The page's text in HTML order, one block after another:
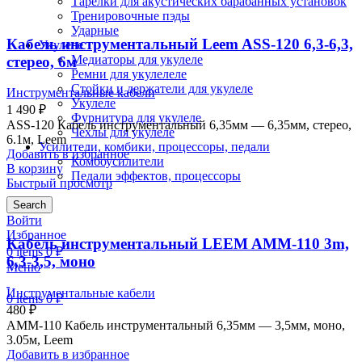
Тренировочные пэды
Ударные
Укулеле
Медиаторы для укулеле
Ремни для укулелеле
Стойки и держатели для укулеле
Укулеле
Фурнитура для укулеле
Чехлы для укулеле
Усилители, комбики, процессоры, педали
Комбоусилители
Педали эффектов, процессоры
Search
Войти
Избранное
0items 0₽
Меню
0items 0₽
Кабель инструментальный Leem ASS-120 6,3-6,3,
стерео, 6м
Инструментальные кабели
1 490 ₽
ASS-120 Кабель инструментальный 6,35мм — 6,35мм, стерео,
6.1м, Leem
Добавить в избранное
В корзину
Быстрый просмотр
Кабель инструментальный LEEM AMM-110 3m,
6,3-3,5, моно
Инструментальные кабели
480 ₽
AMM-110 Кабель инструментальный 6,35мм — 3,5мм, моно,
3.05м, Leem
Добавить в избранное